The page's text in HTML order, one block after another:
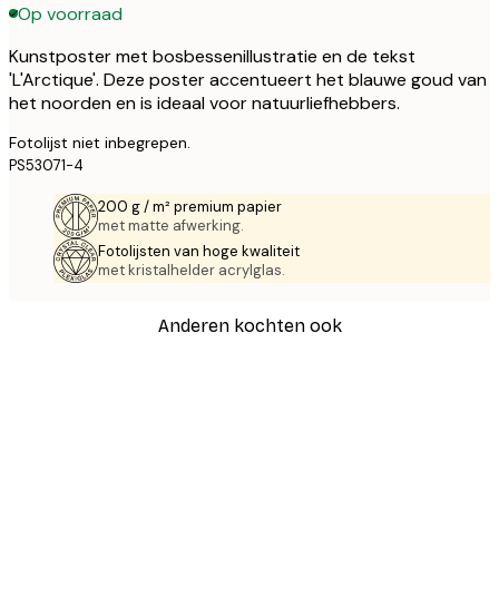
Op voorraad
Kunstposter met bosbessenillustratie en de tekst
'L'Arctique'. Deze poster accentueert het blauwe goud van
het noorden en is ideaal voor natuurliefhebbers.
Fotolijst niet inbegrepen.
PS53071-4
200 g / m² premium papier
met matte afwerking.
Fotolijsten van hoge kwaliteit
met kristalhelder acrylglas.
Anderen kochten ook